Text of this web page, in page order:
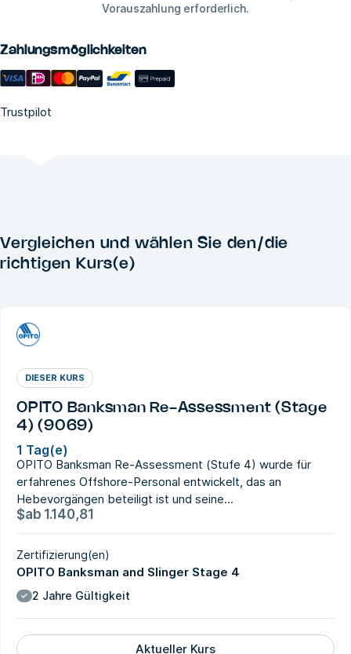
Vorauszahlung erforderlich.
Zahlungsmöglichkeiten
Trustpilot
Vergleichen und wählen Sie den/die
richtigen Kurs(e)
DIESER KURS
OPITO Banksman Re-Assessment (Stage
4) (9069)
1 Tag(e)
OPITO Banksman Re-Assessment (Stufe 4) wurde für
erfahrenes Offshore-Personal entwickelt, das an
Hebevorgängen beteiligt ist und seine...
$ab 1.140,81
Zertifizierung(en)
OPITO Banksman and Slinger Stage 4
2 Jahre Gültigkeit
Aktueller Kurs